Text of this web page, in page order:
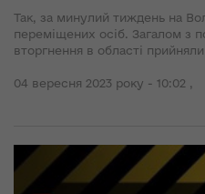
Так, за минулий тиждень на
переміщених осіб. Загалом з
вторгнення в області
04 вересня 2023 року - 10:02 ,